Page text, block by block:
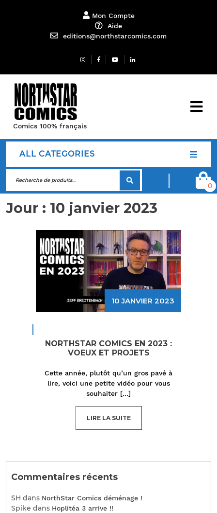
Mon Compte
Aide
editions@northstarcomics.com
Comics 100% français
ALL CATEGORIES
0
Jour : 10 janvier 2023
10 JANVIER 2023
NORTHSTAR COMICS EN 2023 :
VOEUX ET PROJETS
Cette année, plutôt qu’un gros pavé à
lire, voici une petite vidéo pour vous
souhaiter [...]
LIRE LA SUITE
Commentaires récents
SH dans NorthStar Comics déménage !
Spike dans Hoplitéa 3 arrive !!